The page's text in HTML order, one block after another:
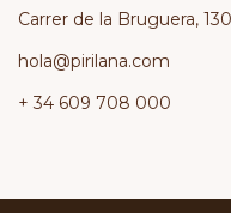
Carrer de la Bruguera,
hola@pirilana.com
+ 34 609 708 000